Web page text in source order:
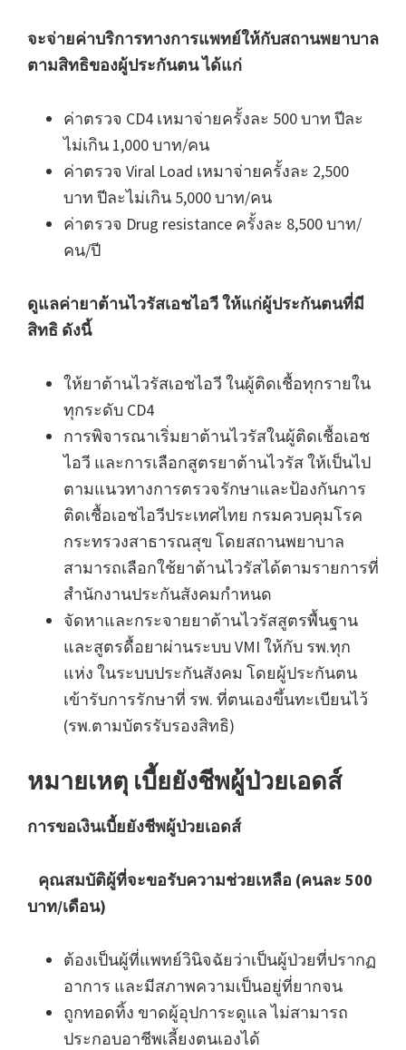
จะจ่ายค่าบริการทางการแพทย์ให้กับสถานพยาบาล
ตามสิทธิของผู้ประกันตน ได้แก่
ค่าตรวจ CD4 เหมาจ่ายครั้งละ 500 บาท ปีละ
ไม่เกิน 1,000 บาท/คน
ค่าตรวจ Viral Load เหมาจ่ายครั้งละ 2,500
บาท ปีละไม่เกิน 5,000 บาท/คน
ค่าตรวจ Drug resistance ครั้งละ 8,500 บาท/
คน/ปี
ดูแลค่ายาต้านไวรัสเอชไอวี ให้แก่ผู้ประกันตนที่มี
สิทธิ ดังนี้
ให้ยาต้านไวรัสเอชไอวี ในผู้ติดเชื้อทุกรายใน
ทุกระดับ CD4
การพิจารณาเริ่มยาต้านไวรัสในผู้ติดเชื้อเอช
ไอวี และการเลือกสูตรยาต้านไวรัส ให้เป็นไป
ตามแนวทางการตรวจรักษาและป้องกันการ
ติดเชื้อเอชไอวีประเทศไทย กรมควบคุมโรค
กระทรวงสาธารณสุข โดยสถานพยาบาล
สามารถเลือกใช้ยาต้านไวรัสได้ตามรายการที่
สำนักงานประกันสังคมกำหนด
จัดหาและกระจายยาต้านไวรัสสูตรพื้นฐาน
และสูตรดื้อยาผ่านระบบ VMI ให้กับ รพ.ทุก
แห่ง ในระบบประกันสังคม โดยผู้ประกันตน
เข้ารับการรักษาที่ รพ. ที่ตนเองขึ้นทะเบียนไว้
(รพ.ตามบัตรรับรองสิทธิ)
หมายเหตุ เบี้ยยังชีพผู้ป่วยเอดส์
การขอเงินเบี้ยยังชีพผู้ป่วยเอดส์
คุณสมบัติผู้ที่จะขอรับความช่วยเหลือ (คนละ 500
บาท/เดือน)
ต้องเป็นผู้ที่แพทย์วินิจฉัยว่าเป็นผู้ป่วยที่ปรากฏ
อาการ และมีสภาพความเป็นอยู่ที่ยากจน
ถูกทอดทิ้ง ขาดผู้อุปการะดูแล ไม่สามารถ
ประกอบอาชีพเลี้ยงตนเองได้